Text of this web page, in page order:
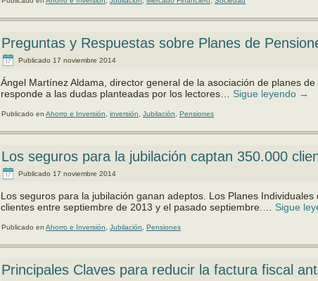
Preguntas y Respuestas sobre Planes de
Publicado 17 noviembre 2014
Ángel Martínez Aldama, di­rector general de la asociación de planes
responde a las dudas plantea­das por los lectores… Sigue leyendo →
Publicado en Ahorro e Inversión inversión Jubilación Pensiones
Los seguros para la jubilación captan 350.000
Publicado 17 noviembre 2014
Los seguros para la jubilación ganan adeptos. Los Planes
clientes entre septiembre de 2013 y el pa­sado septiembre.… Sigue
Publicado en Ahorro e Inversión Jubilación Pensiones
Principales Claves para reducir la factura fiscal